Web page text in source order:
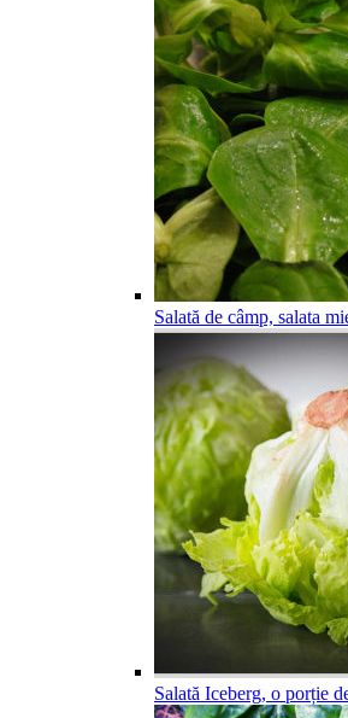
Salată de câmp, salata
Salată Iceberg, o porție